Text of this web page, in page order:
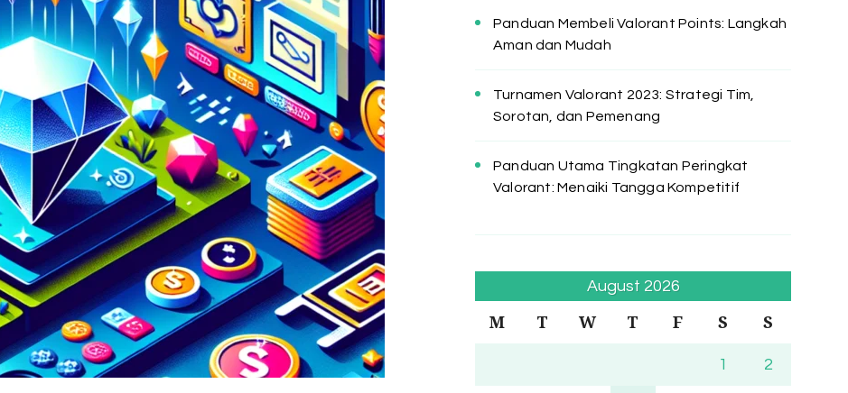
Panduan Membeli Valorant Points: Langkah
Aman dan Mudah
Turnamen Valorant 2023: Strategi Tim,
Sorotan, dan Pemenang
Panduan Utama Tingkatan Peringkat
Valorant: Menaiki Tangga Kompetitif
August 2026
M T W T F S S
1 2